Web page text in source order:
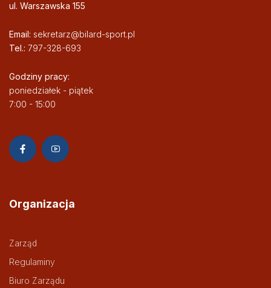
ul. Warszawska 155
Email: sekretarz@bilard-sport.pl
Tel.: 797-328-693
Godziny pracy:
poniedziałek - piątek
7:00 - 15:00
Organizacja
Zarząd
Regulaminy
Biuro Zarządu